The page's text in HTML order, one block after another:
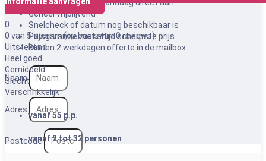
Bespaar tijd, vraag vandaag direct aan
Geheel vrijblijvend
Snelcheck of datum nog beschikbaar is
Prijsgarantie met altijd scherpste prijs
Binnen 2 werkdagen offerte in de mailbox
Naam
Adres
Postcode
0
0 van 5 sterren (op basis van 0 reviews)
Uitstekend
Heel goed
Gemiddeld
Slecht
Verschrikkelijk
vanaf 55 p.p.
vanaf 2 tot 32 personen